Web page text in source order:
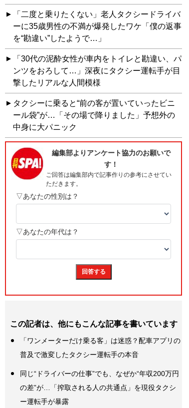
「二度と乗りたくない」老人タクシードライバ
ーに35歳男性の不満が爆発したワケ「僕の返事
を“勘違い”したようで…」
「30代の泥酔女性が車内をトイレと勘違い、パ
ンツをおろして…」深夜にタクシー運転手が目
撃したリアルな人間模様
タクシーに乗ると“前の客が置いていったビニ
ール袋”が…「その場で降りました」予想外の
中身に大パニック
この記者は、他にもこんな記事を書いています
「ワンメーターだけ乗る客」は迷惑？配車アプリの
普及で激変したタクシー運転手の本音
同じ“ドライバーの仕事”でも、なぜか“年収200万円
の差”が…「搾取される人の共通点」を現役タクシ
ー運転手が暴露